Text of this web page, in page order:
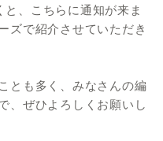
、こちらに通知が来ま
ズで紹介させていただき
とも多く、みなさんの編
、ぜひよろしくお願いし